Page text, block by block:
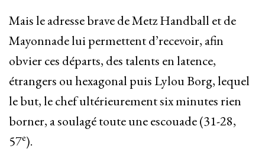
Mais le adresse brave de Metz Handball et de
Mayonnade lui permettent d’recevoir, afin
obvier ces départs, des talents en latence,
étrangers ou hexagonal puis Lylou Borg, lequel
le but, le chef ultérieurement six minutes rien
borner, a soulagé toute une escouade (31-28,
57e).